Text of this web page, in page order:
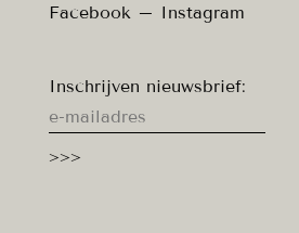
Facebook– Instagram
Inschrijven nieuwsbrief: